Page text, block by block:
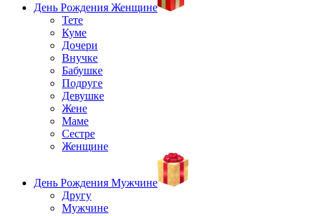
День Рождения Женщине
Тете
Куме
Дочери
Внучке
Бабушке
Подруге
Девушке
Жене
Маме
Сестре
Женщине
День Рождения Мужчине
Другу
Мужчине